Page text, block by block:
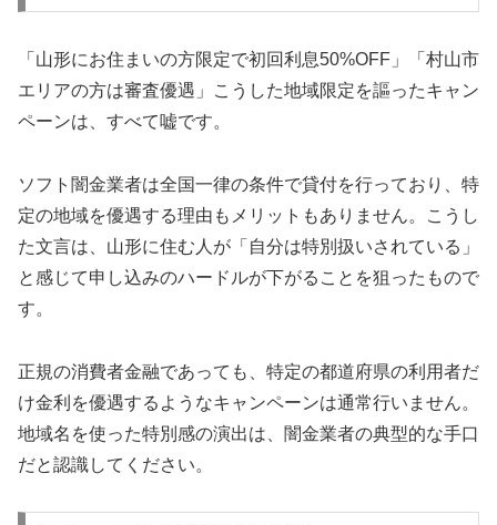
「山形にお住まいの方限定で初回利息50%OFF」「村山市
エリアの方は審査優遇」こうした地域限定を謳ったキャン
ペーンは、すべて嘘です。
ソフト闇金業者は全国一律の条件で貸付を行っており、特
定の地域を優遇する理由もメリットもありません。こうし
た文言は、山形に住む人が「自分は特別扱いされている」
と感じて申し込みのハードルが下がることを狙ったもので
す。
正規の消費者金融であっても、特定の都道府県の利用者だ
け金利を優遇するようなキャンペーンは通常行いません。
地域名を使った特別感の演出は、闇金業者の典型的な手口
だと認識してください。